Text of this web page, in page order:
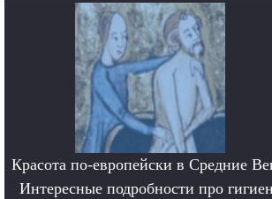
Красота по-европейски в Средние
Интересные подробности про